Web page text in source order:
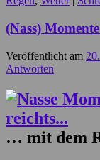
(Nass)
Veröffentlicht am
Antworten
… mit dem